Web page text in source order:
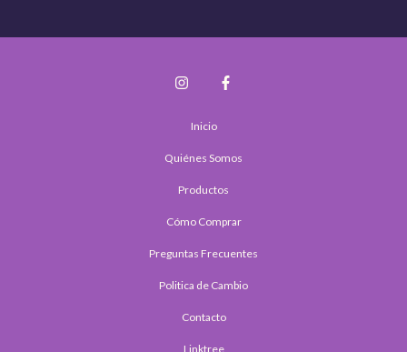
Inicio
Quiénes Somos
Productos
Cómo Comprar
Preguntas Frecuentes
Politica de Cambio
Contacto
Linktree